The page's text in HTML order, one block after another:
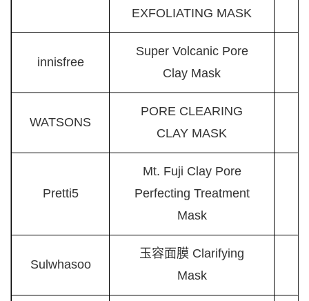
EXFOLIATING MASK
innisfree
Super Volcanic Pore
Clay Mask
WATSONS
PORE CLEARING
CLAY MASK
Pretti5
Mt. Fuji Clay Pore
Perfecting Treatment
Mask
Sulwhasoo
玉容面膜 Clarifying
Mask